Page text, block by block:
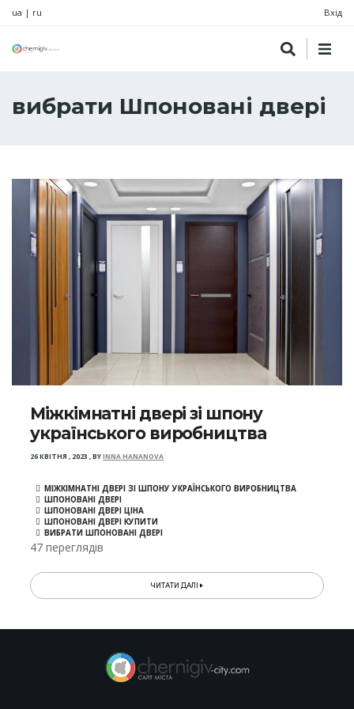
ua | ru Вхід
вибрати Шпоновані двері
Міжкімнатні двері зі шпону
українського виробництва
26 КВІТНЯ , 2023 ,BYINNA HANANOVA
МІЖКІМНАТНІ ДВЕРІ ЗІ ШПОНУ УКРАЇНСЬКОГО ВИРОБНИЦТВА
ШПОНОВАНІ ДВЕРІ
ШПОНОВАНІ ДВЕРІ ЦІНА
ШПОНОВАНІ ДВЕРІ КУПИТИ
ВИБРАТИ ШПОНОВАНІ ДВЕРІ
47 переглядів
ЧИТАТИ ДАЛІ